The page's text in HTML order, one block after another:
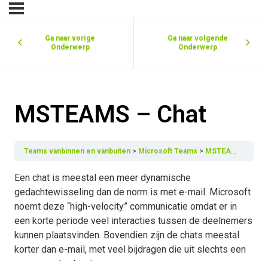
Ga naar vorige
Onderwerp
Ga naar volgende
Onderwerp
MSTEAMS – Chat
Teams vanbinnen en vanbuiten Microsoft Teams MSTEAMS – Chat
Een chat is meestal een meer dynamische
gedachtewisseling dan de norm is met e-mail. Microsoft
noemt deze “high-velocity” communicatie omdat er in
een korte periode veel interacties tussen de deelnemers
kunnen plaatsvinden. Bovendien zijn de chats meestal
korter dan e-mail, met veel bijdragen die uit slechts een